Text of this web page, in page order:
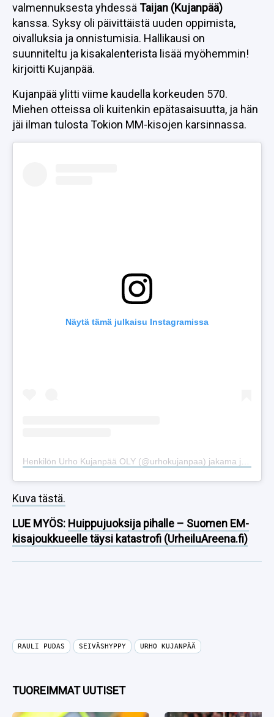
valmennuksesta yhdessä Taijan (Kujanpää)
kanssa. Syksy oli päivittäistä uuden oppimista,
oivalluksia ja onnistumisia. Hallikausi on
suunniteltu ja kisakalenterista lisää myöhemmin!
kirjoitti Kujanpää.
Kujanpää ylitti viime kaudella korkeuden 570.
Miehen otteissa oli kuitenkin epätasaisuutta, ja hän
jäi ilman tulosta Tokion MM-kisojen karsinnassa.
Näytä tämä julkaisu Instagramissa
Kuva tästä.
LUE MYÖS: Huippujuoksija pihalle – Suomen EM-
kisajoukkueelle täysi katastrofi (UrheiluAreena.fi)
RAULI PUDAS SEIVÄSHYPPY URHO KUJANPÄÄ
TUOREIMMAT UUTISET